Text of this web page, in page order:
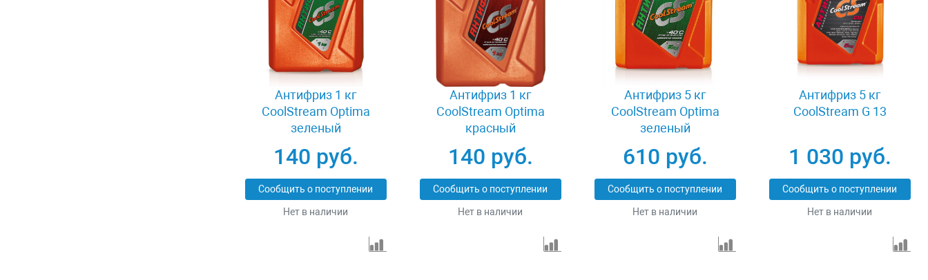
Антифриз 1 кг
CoolStream Optima
зеленый
140 руб.
Сообщить о поступлении
Нет в наличии
Антифриз 1 кг
CoolStream Optima
красный
140 руб.
Сообщить о поступлении
Нет в наличии
Антифриз 5 кг
CoolStream Optima
зеленый
610 руб.
Сообщить о поступлении
Нет в наличии
Антифриз 5 кг
CoolStream G 13
1 030 руб.
Сообщить о поступлении
Нет в наличии